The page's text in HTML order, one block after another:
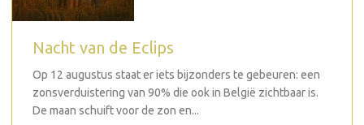
Nacht van de Eclips
Op 12 augustus staat er iets bijzonders te gebeuren: een
zonsverduistering van 90% die ook in België zichtbaar is.
De maan schuift voor de zon en...